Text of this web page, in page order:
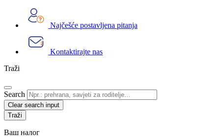
Najčešće postavljena pitanja
Kontaktirajte nas
Traži
Search
Clear search input
Ваш налог